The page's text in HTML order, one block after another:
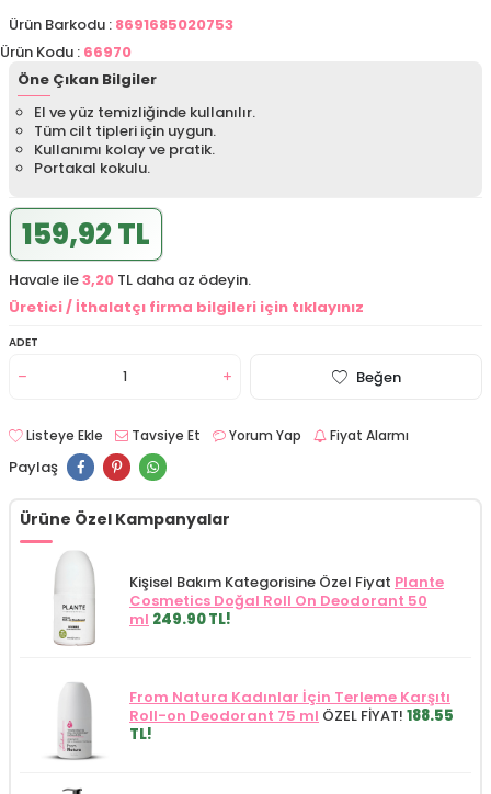
Ürün Barkodu : 8691685020753
Ürün Kodu : 66970
Öne Çıkan Bilgiler
El ve yüz temizliğinde kullanılır.
Tüm cilt tipleri için uygun.
Kullanımı kolay ve pratik.
Portakal kokulu.
159,92 TL
Havale ile3,20 TL daha az ödeyin.
Üretici / İthalatçı firma bilgileri için tıklayınız
ADET
Beğen
Listeye Ekle Tavsiye Et Yorum Yap Fiyat Alarmı
Paylaş
Ürüne Özel Kampanyalar
Kişisel Bakım Kategorisine Özel Fiyat Plante
Cosmetics Doğal Roll On Deodorant 50
ml 249.90 TL!
From Natura Kadınlar İçin Terleme Karşıtı
Roll-on Deodorant 75 ml ÖZEL FİYAT! 188.55
TL!